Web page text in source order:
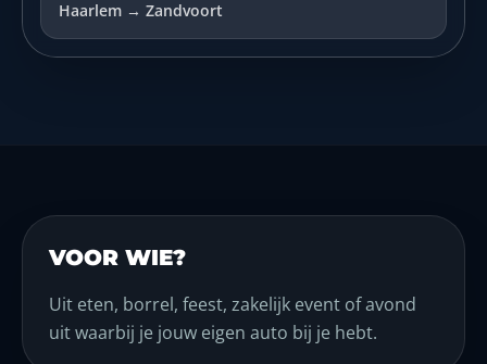
Haarlem → Zandvoort
VOOR WIE?
Uit eten, borrel, feest, zakelijk event of avond
uit waarbij je jouw eigen auto bij je hebt.